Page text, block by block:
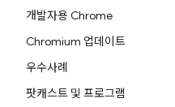
개발자용 Chrome
Chromium 업데이트
우수사례
팟캐스트 및 프로그램